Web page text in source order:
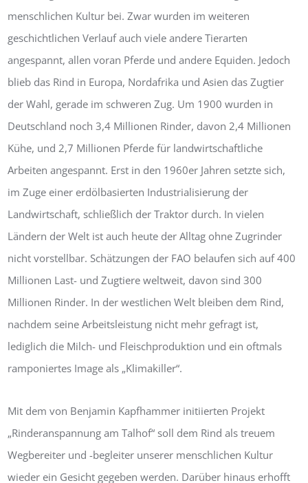
menschlichen Kultur bei. Zwar wurden im weiteren
geschichtlichen Verlauf auch viele andere Tierarten
angespannt, allen voran Pferde und andere Equiden. Jedoch
blieb das Rind in Europa, Nordafrika und Asien das Zugtier
der Wahl, gerade im schweren Zug. Um 1900 wurden in
Deutschland noch 3,4 Millionen Rinder, davon 2,4 Millionen
Kühe, und 2,7 Millionen Pferde für landwirtschaftliche
Arbeiten angespannt. Erst in den 1960er Jahren setzte sich,
im Zuge einer erdölbasierten Industrialisierung der
Landwirtschaft, schließlich der Traktor durch. In vielen
Ländern der Welt ist auch heute der Alltag ohne Zugrinder
nicht vorstellbar. Schätzungen der FAO belaufen sich auf 400
Millionen Last- und Zugtiere weltweit, davon sind 300
Millionen Rinder. In der westlichen Welt bleiben dem Rind,
nachdem seine Arbeitsleistung nicht mehr gefragt ist,
lediglich die Milch- und Fleischproduktion und ein oftmals
ramponiertes Image als „Klimakiller“.
Mit dem von Benjamin Kapfhammer initiierten Projekt
„Rinderanspannung am Talhof“ soll dem Rind als treuem
Wegbereiter und -begleiter unserer menschlichen Kultur
wieder ein Gesicht gegeben werden. Darüber hinaus erhofft